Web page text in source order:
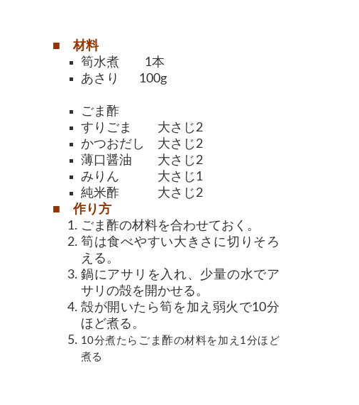
■ 材料
筍水煮 1本
あさり 100g
ごま酢
すりごま 大さじ2
かつおだし 大さじ2
薄口醤油 大さじ2
みりん 大さじ1
純米酢 大さじ2
■ 作り方
ごま酢の材料を合わせておく。
筍は食べやすい大きさに切りそろ
える。
鍋にアサリを入れ、少量の水でア
サリの殻を開かせる。
殻が開いたら筍を加え弱火で10分
ほど煮る。
10分煮たら ごま酢の材料を加え1分ほど
煮る